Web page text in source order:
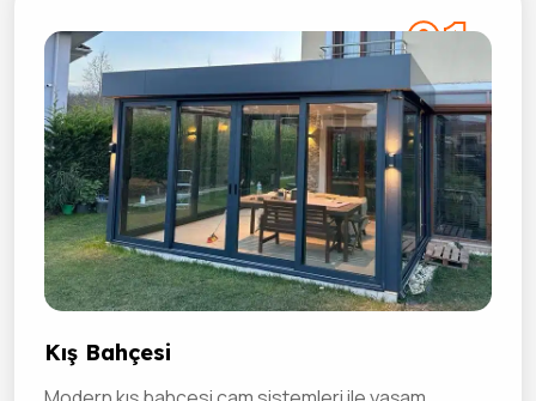
01
Kış Bahçesi